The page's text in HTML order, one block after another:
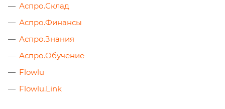
Аспро.Склад
Аспро.Финансы
Аспро.Знания
Аспро.Обучение
Flowlu
Flowlu.Link